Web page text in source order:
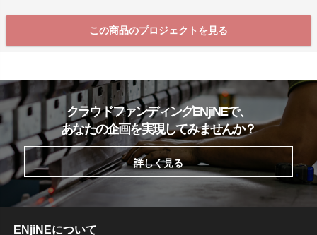
この商品のプロジェクトを見る
クラウドファンディングENjiNEで、
あなたの企画を実現してみませんか？
詳しく見る
ENjiNEについて